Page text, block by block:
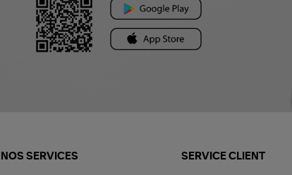
NOS SERVICES SERVICE CLIENT